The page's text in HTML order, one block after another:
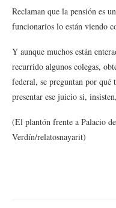
Reclaman que la pensión es
funcionarios lo están viendo
Y aunque muchos están
recurrido algunos colegas,
federal, se preguntan por qué
presentar ese juicio si,
(El plantón frente a Palacio
Verdín/relatosnayarit)